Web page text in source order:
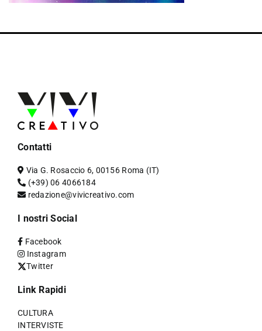
Contatti
Via G. Rosaccio 6, 00156 Roma (IT)
(+39) 06 4066184
redazione@vivicreativo.com
I nostri Social
Facebook
Instagram
Twitter
Link Rapidi
CULTURA
INTERVISTE